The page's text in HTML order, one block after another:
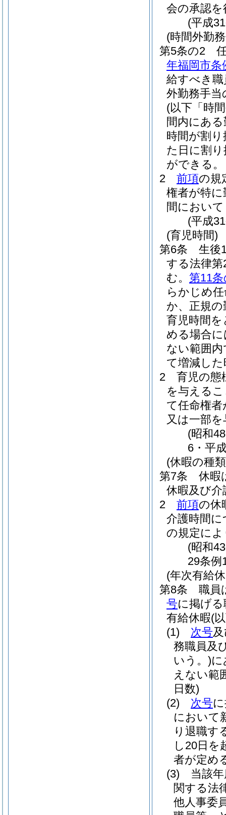
会の承認
(平成
(時間外勤
第5条の2
年福岡市条
給すべき
外勤務手
(以下「時
間内にあ
時間が割
た日に割
ができる。
2
前項の規
権者が特
間におい
(平成
(育児時間)
第6条
生後
する法律
む。 第11
らかじめ
か、正規
育児時間
める場合
ない範囲
て増減し
2
育児の態
を与える
て任命権
又は一部
(昭和
6・平
(休暇の種
第7条
休暇
休暇及び
2
前項の休
介護時間
の規定に
(昭和
29条例
(年次有給
第8条
職員
号に掲げ
有給休暇(
(1)
次号
務職員及
いう。)に
えない範
日数)
(2)
次号
において
り退職す
し20日を
者が定め
(3)
当該
関する法
他人事委